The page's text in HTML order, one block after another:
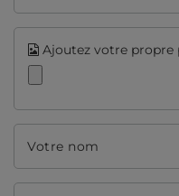
Ajoutez votre propre
Votre nom